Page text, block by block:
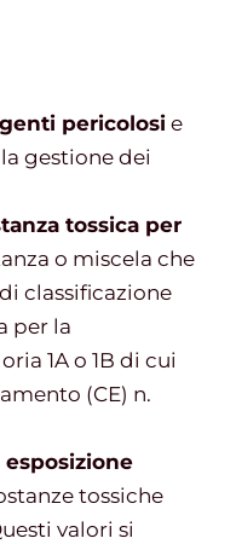
pericolosi e
gestione dei
tossica per
o miscela che
classificazione
per la
1A o 1B di cui
(CE) n.
tossiche
valori si